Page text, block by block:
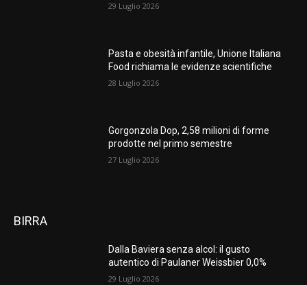
29 Luglio 2026
Pasta e obesità infantile, Unione Italiana
Food richiama le evidenze scientifiche
28 Luglio 2026
Gorgonzola Dop, 2,58 milioni di forme
prodotte nel primo semestre
27 Luglio 2026
BIRRA
Dalla Baviera senza alcol: il gusto
autentico di Paulaner Weissbier 0,0%
29 Luglio 2026